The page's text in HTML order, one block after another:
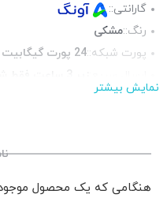
گارانتی::
رنگ::مشکی
پورت شبکه::24 پورت گیگابیت
جنس بدنه::
نمایش بیشتر
هنگامی که یک محصول